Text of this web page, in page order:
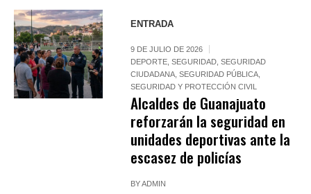
ENTRADA
9 DE JULIO DE 2026
DEPORTE ,SEGURIDAD ,SEGURIDAD
CIUDADANA ,SEGURIDAD PÚBLICA
SEGURIDAD Y PROTECCIÓN CIVIL
Alcaldes de Guanajuato
reforzarán la seguridad en
unidades deportivas ante la
escasez de policías
BYADMIN